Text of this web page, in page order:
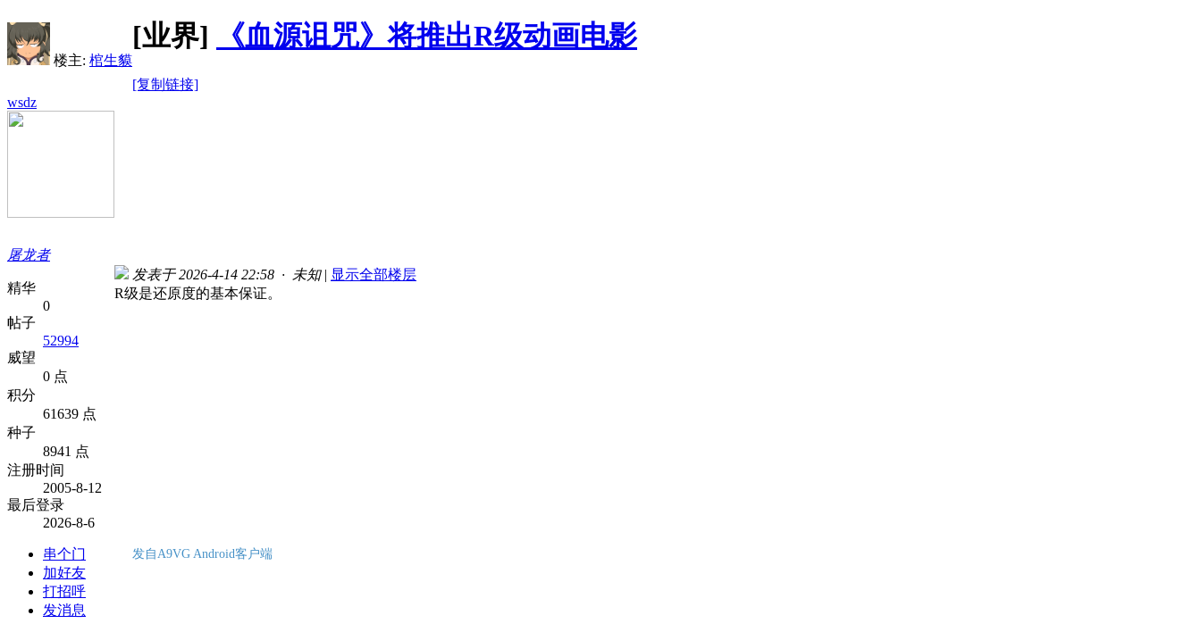
楼主: 棺生貘
[业界] 《血源诅咒》将推出R级动画电影
[复制链接]
wsdz
屠龙者
精华
0
帖子
52994
威望
0 点
积分
61639 点
种子
8941 点
注册时间
2005-8-12
最后登录
2026-8-6
串个门
加好友
打招呼
发消息
发表于 2026-4-14 22:58 · 未知 | 显示全部楼层
R级是还原度的基本保证。
发自A9VG Android客户端